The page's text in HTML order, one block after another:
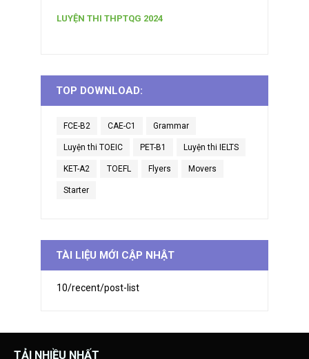
LUYỆN THI THPTQG 2024
TOP DOWNLOAD:
FCE-B2 CAE-C1 Grammar
Luyện thi TOEIC PET-B1 Luyện thi IELTS
KET-A2 TOEFL Flyers Movers
Starter
TÀI LIỆU MỚI CẬP NHẬT
10/recent/post-list
TẢI NHIỀU NHẤT